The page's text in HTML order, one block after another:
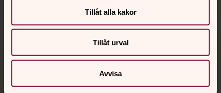
Tillåt alla kakor
Tillåt urval
Avvisa
Jourhavande präst